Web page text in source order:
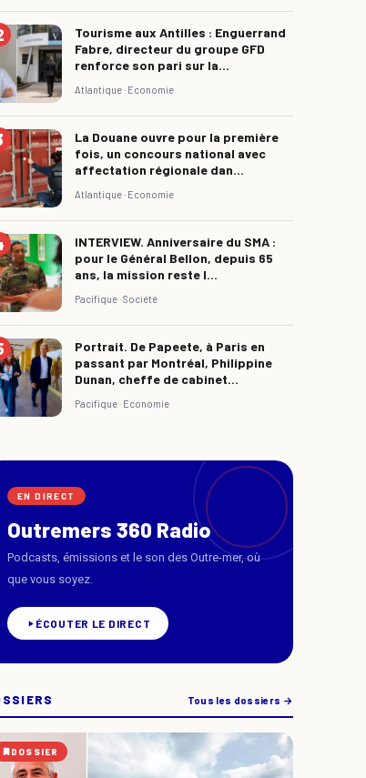
Tourisme aux Antilles : Enguerrand
Fabre, directeur du groupe GFD
renforce son pari sur la...
Atlantique · Economie
La Douane ouvre pour la première
fois, un concours national avec
affectation régionale dan...
Atlantique · Economie
INTERVIEW. Anniversaire du SMA :
pour le Général Bellon, depuis 65
ans, la mission reste l...
Pacifique ·Société
Portrait. De Papeete, à Paris en
passant par Montréal, Philippine
Dunan, cheffe de cabinet...
Pacifique · Economie
EN DIRECT
Outremers 360 Radio
Podcasts, émissions et le son des Outre-mer, où
que vous soyez.
ÉCOUTER LE DIRECT
Tous les dossiers →
DOSSIER